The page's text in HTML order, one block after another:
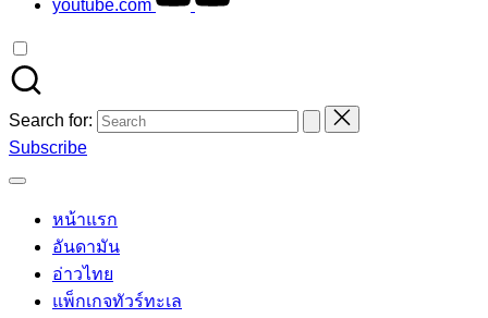
youtube.com
Search for:
Subscribe
หน้าแรก
อันดามัน
อ่าวไทย
แพ็กเกจทัวร์ทะเล